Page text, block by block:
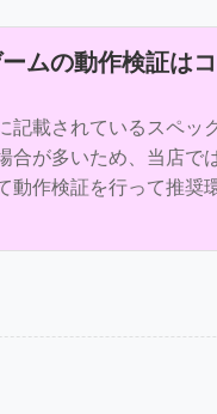
ムの動作検証は
記載されているスペッ
合が多いため、当店で
動作検証を行って推奨